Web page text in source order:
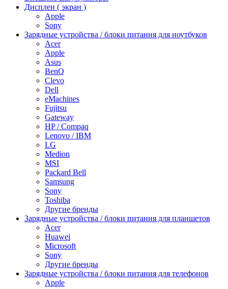
Дисплеи ( экран )
Apple
Sony
Зарядные устройства / блоки питания для ноутбуков
Acer
Apple
Asus
BenQ
Clevo
Dell
eMachines
Fujitsu
Gateway
HP / Compaq
Lenovo / IBM
LG
Medion
MSI
Packard Bell
Samsung
Sony
Toshiba
Другие бренды
Зарядные устройства / блоки питания для планшетов
Acer
Huawei
Microsoft
Sony
Другие бренды
Зарядные устройства / блоки питания для телефонов
Apple